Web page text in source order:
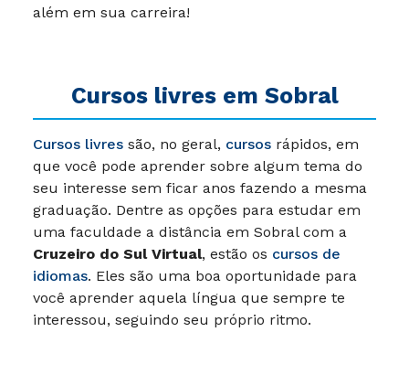
além em sua carreira!
Cursos livres em Sobral
Cursos livres são, no geral, cursos rápidos, em
que você pode aprender sobre algum tema do
seu interesse sem ficar anos fazendo a mesma
graduação. Dentre as opções para estudar em
uma faculdade a distância em Sobral com a
Cruzeiro do Sul Virtual, estão os cursos de
idiomas. Eles são uma boa oportunidade para
você aprender aquela língua que sempre te
interessou, seguindo seu próprio ritmo.